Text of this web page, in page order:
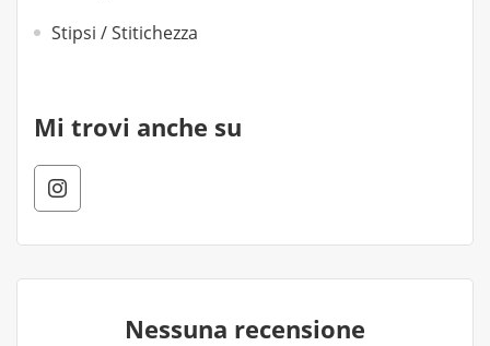
Stipsi / Stitichezza
Mi trovi anche su
Nessuna recensione